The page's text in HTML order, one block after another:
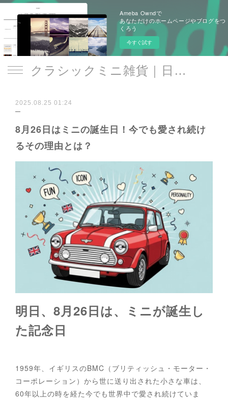
Ameba Owndで
あなただけのホームページやブログをつ
くろう
今すぐ試す
クラシックミニ雑貨｜日遊品 トミー1号2号
2025.08.25 01:24
8月26日はミニの誕生日！今でも愛され続け
るその理由とは？
明日、8月26日は、ミニが誕生し
た記念日
1959年、イギリスのBMC（ブリティッシュ・モーター・
コーポレーション）から世に送り出された小さな車は、
60年以上の時を経た今でも世界中で愛され続けていま